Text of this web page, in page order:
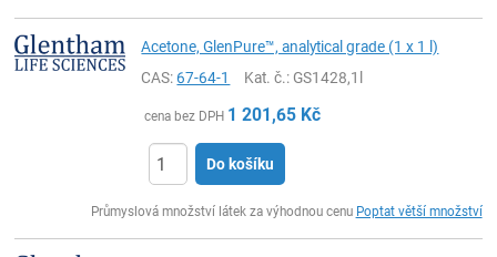
Acetone, GlenPure™, analytical grade (1 x 1 l)
CAS:67-64-1 Kat. č.: GS1428,1l
cena bez DPH 1 201,65 Kč
Do košíku
Průmyslová množství látek za výhodnou cenu Poptat větší množství